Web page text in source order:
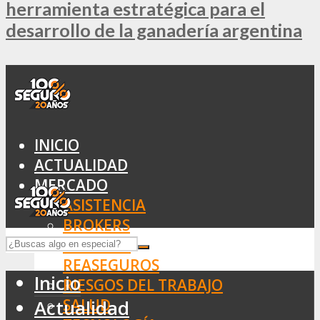
herramienta estratégica para el
desarrollo de la ganadería argentina
INICIO
ACTUALIDAD
MERCADO
ASISTENCIA
BROKERS
SEGUROS
REASEGUROS
RIESGOS DEL TRABAJO
SALUD
Inicio
Actualidad